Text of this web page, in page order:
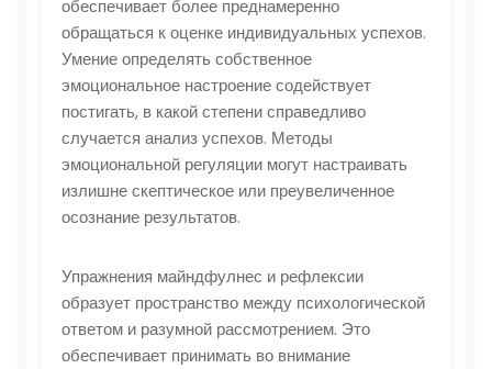
обеспечивает более преднамеренно
обращаться к оценке индивидуальных успехов.
Умение определять собственное
эмоциональное настроение содействует
постигать, в какой степени справедливо
случается анализ успехов. Методы
эмоциональной регуляции могут настраивать
излишне скептическое или преувеличенное
осознание результатов.
Упражнения майндфулнес и рефлексии
образует пространство между психологической
ответом и разумной рассмотрением. Это
обеспечивает принимать во внимание